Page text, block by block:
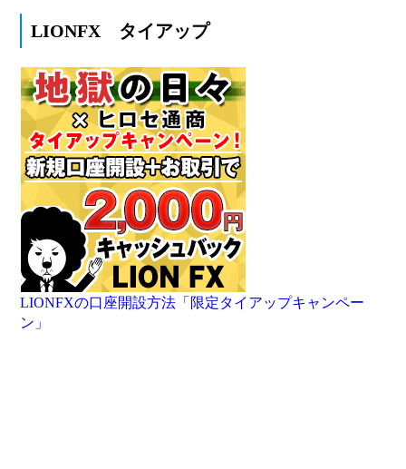
LIONFX タイアップ
LIONFXの口座開設方法「限定タイアップキャンペー
ン」